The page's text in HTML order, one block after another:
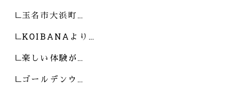
玉名市大浜町…
KOIBANAより…
楽しい体験が…
ゴールデンウ…